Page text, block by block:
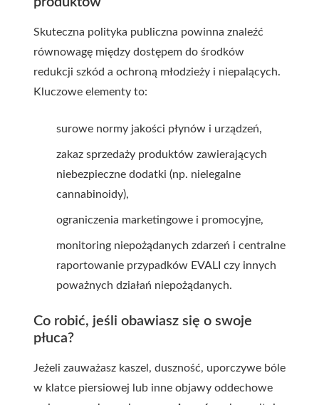
Skuteczna polityka publiczna powinna znaleźć
równowagę między dostępem do środków
redukcji szkód a ochroną młodzieży i niepalących.
Kluczowe elementy to:
surowe normy jakości płynów i urządzeń,
zakaz sprzedaży produktów zawierających
niebezpieczne dodatki (np. nielegalne
cannabinoidy),
ograniczenia marketingowe i promocyjne,
monitoring niepożądanych zdarzeń i centralne
raportowanie przypadków EVALI czy innych
poważnych działań niepożądanych.
Co robić, jeśli obawiasz się o swoje
płuca?
Jeżeli zauważasz kaszel, duszność, uporczywe bóle
w klatce piersiowej lub inne objawy oddechowe